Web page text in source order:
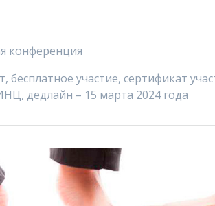
конференция
участие, сертификат
дедлайн – 15 марта 2024 года